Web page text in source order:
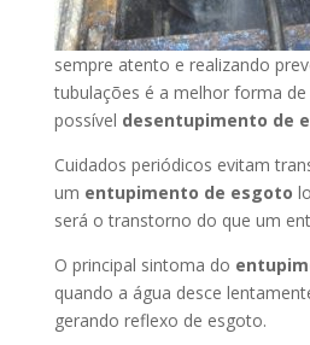
sempre atento e realizando
tubulações é a melhor forma
possível desentupimento de
Cuidados periódicos evitam
um entupimento de esgoto
será o transtorno do que um
O principal sintoma do
quando a água desce
gerando reflexo de esgoto.